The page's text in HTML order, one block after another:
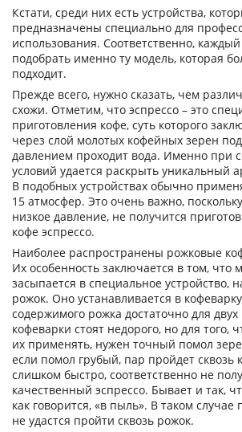
Кстати, среди них есть устройства,
предназначены специально для
использования. Соответственно,
подобрать именно ту модель, которая
подходит.
Прежде всего, нужно сказать, чем
схожи. Отметим, что эспрессо – это
приготовления кофе, суть которого
через слой молотых кофейных зерен
давлением проходит вода. Именно при
условий удается раскрыть уникальный
В подобных устройствах обычно
15 атмосфер. Это очень важно,
низкое давление, не получится
кофе эспрессо.
Наиболее распространены рожковые
Их особенность заключается в том, что
засыпается в специальное
рожок. Оно устанавливается в
содержимого рожка достаточно для
кофеварки стоят недорого, но для того,
их применять, нужен точный помол
если помол грубый, пар пройдет сквозь
слишком быстро, соответственно не
качественный эспрессо. Бывает и так,
как говорится, «в пыль». В таком случае
не удастся пройти сквозь рожок.